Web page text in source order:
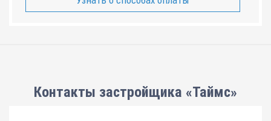
Контакты застройщика «Таймс»